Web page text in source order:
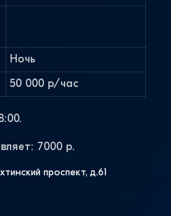
Ночь
50 000 р/час
7000 р.
проспект, д.61